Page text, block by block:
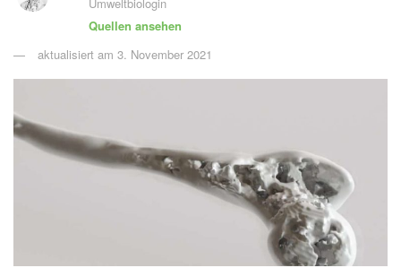
Quellen ansehen
aktualisiert am 3. November 2021